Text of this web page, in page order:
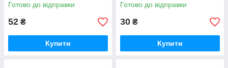
Готово до відправки
52 ₴
Купити
Готово до відправки
30 ₴
Купити